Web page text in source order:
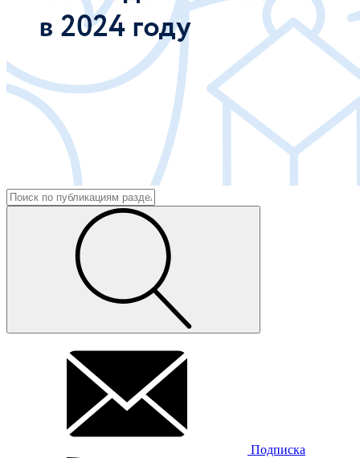
Подписка